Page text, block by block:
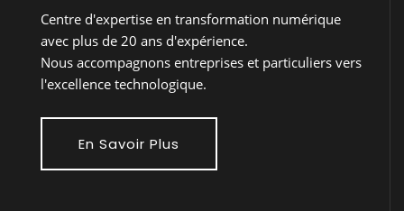
Centre d'expertise en transformation numérique
avec plus de 20 ans d'expérience.
Nous accompagnons entreprises et particuliers vers
l'excellence technologique.
En Savoir Plus